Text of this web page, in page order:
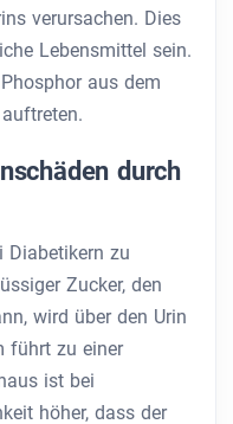
verursachen. Dies
Lebensmittel sein.
aus dem
durch
Diabetikern zu
Zucker, den
wird über den Urin
führt zu einer
ist bei
höher, dass der